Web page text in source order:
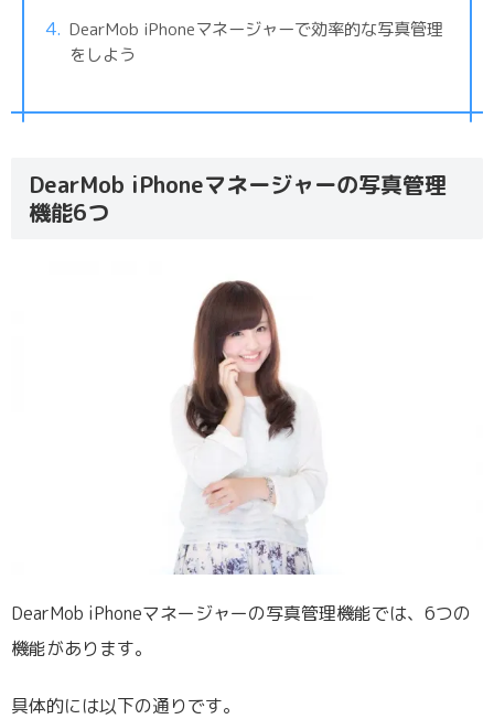
DearMob iPhoneマネージャーで効率的な写真管理
をしよう
DearMob iPhoneマネージャーの写真管理
機能6つ
DearMob iPhoneマネージャーの写真管理機能では、6つの
機能があります。
具体的には以下の通りです。